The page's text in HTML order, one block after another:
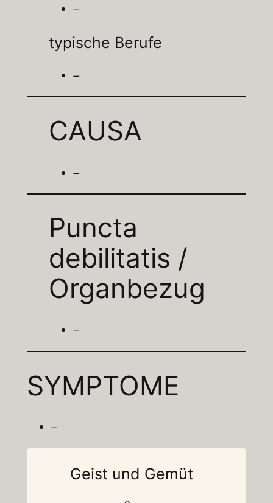
–
typische Berufe
–
CAUSA
–
Puncta
debilitatis /
Organbezug
–
SYMPTOME
–
Geist und Gemüt